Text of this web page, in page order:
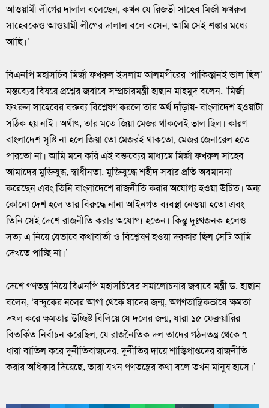
আওয়ামী লীগের দালাল বলেছেন, কখন যে রিজভী সাহেব মির্জা ফখরুল
সাহেবকেও আওয়ামী লীগের দালাল বলে বসেন, আমি সেই শঙ্কার মধ্যে
আছি।’
বিএনপি মহাসচিব মির্জা ফখরুল ইসলাম আলমগীরের ‘পাকিস্তানই ভাল ছিল’
মন্তব্যের বিষয়ে প্রশ্নের জবাবে সম্প্রচারমন্ত্রী হাছান মাহমুদ বলেন, ‘মির্জা
ফখরুল সাহেবের বক্তব্য বিশ্লেষণ করলে তার অর্থ দাঁড়ায়- বাংলাদেশ হওয়াটা
সঠিক হয় নাই। অর্থাৎ, তার মতে জিয়া মেজর থাকলেই ভাল ছিল। কারণ
বাংলাদেশ সৃষ্টি না হলে জিয়া তো মেজরই থাকতো, মেজর জেনারেল হতে
পারতো না। আমি মনে করি এই বক্তব্যের মাধ্যমে মির্জা ফখরুল সাহেব
আমাদের মুক্তিযুদ্ধ, স্বাধীনতা, মুক্তিযুদ্ধে শহীদ সবার প্রতি অবমাননা
করেছেন এবং তিনি বাংলাদেশে রাজনীতি করার অযোগ্য হওয়া উচিত। অন্য
কোনো দেশ হলে তার বিরুদ্ধে নানা আইনগত ব্যবস্থা নেওয়া হতো এবং
তিনি সেই দেশে রাজনীতি করার অযোগ্য হতেন। কিন্তু দুঃখজনক হলেও
সত্য এ নিয়ে যেভাবে কথাবার্তা ও বিশ্লেষণ হওয়া দরকার ছিল সেটি আমি
দেখতে পাচ্ছি না।’
দেশে গণতন্ত্র নিয়ে বিএনপি মহাসচিবের সমালোচনার জবাবে মন্ত্রী ড. হাছান
বলেন, ‘বন্দুকের নলের আগা থেকে যাদের জন্ম, অগণতান্ত্রিকভাবে ক্ষমতা
দখল করে ক্ষমতার উচ্ছিষ্ট বিলিয়ে যে দলের জন্ম, যারা ১৫ ফেব্রুয়ারির
বিতর্কিত নির্বাচন করেছিল, যে রাজনৈতিক দল তাদের গঠনতন্ত্র থেকে ৭
ধারা বাতিল করে দুর্নীতিবাজদের, দুর্নীতির দায়ে শাস্তিপ্রাপ্তদের রাজনীতি
করার অধিকার দিয়েছে, তারা যখন গণতন্ত্রের কথা বলে তখন মানুষ হাসে।’